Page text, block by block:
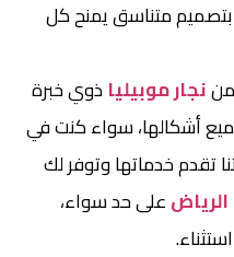
متناسق يمنح كل
نجار موبيليا ذوي خبرة
أشكالها، سواء كنت في
تقدم خدماتها وتوفر لك
على حد سواء،